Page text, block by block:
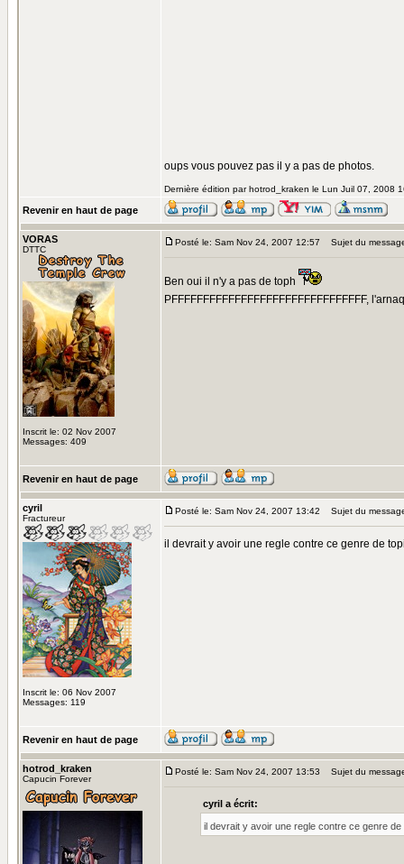
oups vous pouvez pas il y a pas de photos.
Dernière édition par hotrod_kraken le Lun Juil 07, 2008
Revenir en haut de page
VORAS
DTTC
Inscrit le: 02 Nov 2007
Messages: 409
Posté le: Sam Nov 24, 2007 12:57 Sujet du
Ben oui il n'y a pas de toph
PFFFFFFFFFFFFFFFFFFFFFFFFFFFFFFF,
Revenir en haut de page
cyril
Fractureur
Inscrit le: 06 Nov 2007
Messages: 119
Posté le: Sam Nov 24, 2007 13:42 Sujet du
il devrait y avoir une regle contre ce genre de
Revenir en haut de page
hotrod_kraken
Capucin Forever
Posté le: Sam Nov 24, 2007 13:53 Sujet du
cyril a écrit:
il devrait y avoir une regle contre ce genre